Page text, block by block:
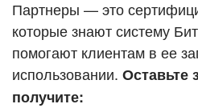
Смотреть
Партнеры — это
которые знают систему
помогают клиентам в ее
использовании. Оставьте
получите: